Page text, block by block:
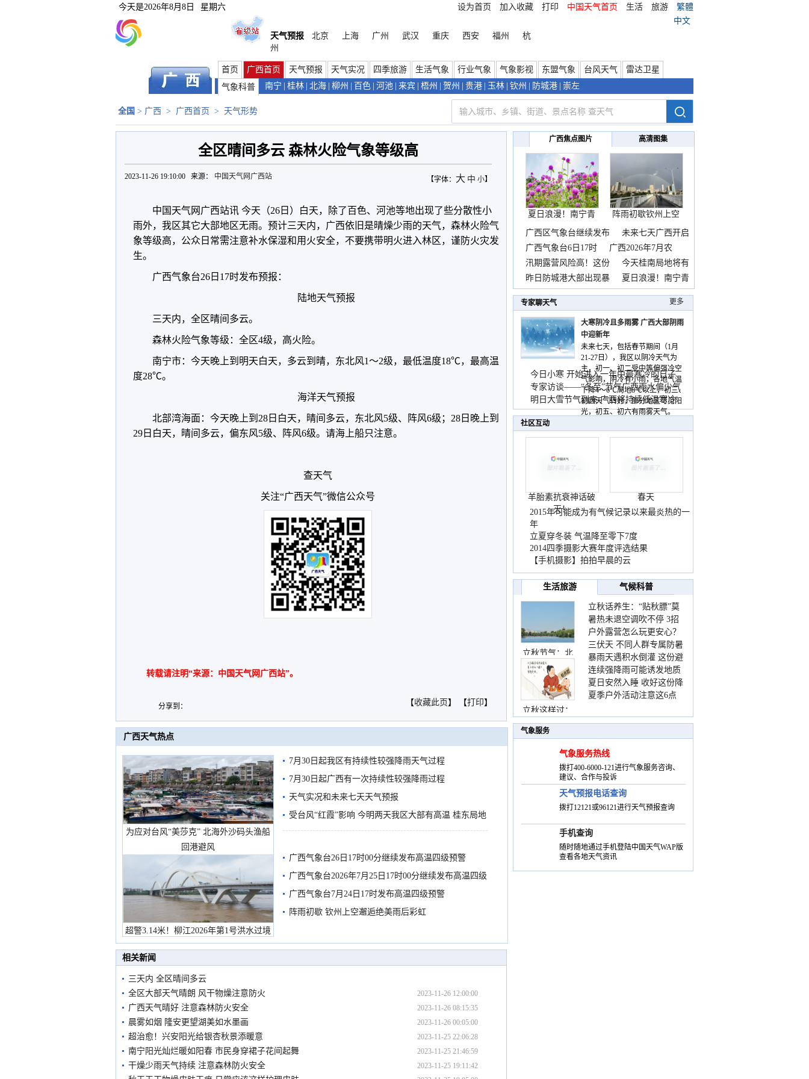
今天是2026年8月8日 星期六 设为首页 加入收藏 打印 中国天气首页 生活 旅游
繁體
中文
天气预报
北京 上海 广州 武汉 重庆 西安 福州
杭
州
首页 广西首页 天气预报 天气实况 四季旅游 生活气象 行业气象 气象影视 东盟气象 台风天气
雷达卫星
气象科普
南宁 桂林 北海 柳州 百色 河池 来宾 梧州 贺州 贵港 玉林 钦州 防城港 崇左
全国 > 广西 > 广西首页 > 天气形势
全区晴间多云 森林火险气象等级高
【字体： 大 中 小】
2023-11-26 19:10:00 来源： 中国天气网广西站
中国天气网广西站讯 今天（26日）白天，除了百色、河池等地出现了些分散性小
雨外，我区其它大部地区无雨。预计三天内，广西依旧是晴燥少雨的天气，森林火险气
象等级高，公众日常需注意补水保湿和用火安全，不要携带明火进入林区，谨防火灾发
生。
广西气象台26日17时发布预报：
陆地天气预报
三天内，全区晴间多云。
森林火险气象等级：全区4级，高火险。
南宁市：今天晚上到明天白天，多云到晴，东北风1～2级，最低温度18℃，最高温
度28℃。
海洋天气预报
北部湾海面：今天晚上到28日白天，晴间多云，东北风5级、阵风6级；28日晚上到
29日白天，晴间多云，偏东风5级、阵风6级。请海上船只注意。
查天气
关注“广西天气”微信公众号
转载请注明“来源：中国天气网广西站”。
分享到： 【收藏此页 】 【打印】
广西天气热点
为应对台风“美莎克” 北海外沙码头渔船
回港避风
超警3.14米！柳江2026年第1号洪水过境
市民在堤岸见证汛况
7月30日起我区有持续性较强降雨天气过程
7月30日起广西有一次持续性较强降雨过程
天气实况和未来七天天气预报
受台风“红霞”影响 今明两天我区大部有高温 桂东局地
有较强降雨
广西气象台26日17时00分继续发布高温四级预警
广西气象台2026年7月25日17时00分继续发布高温四级
预警
广西气象台7月24日17时发布高温四级预警
阵雨初歇 钦州上空邂逅绝美雨后彩虹
相关新闻
三天内 全区晴间多云
2023-11-26 12:00:00
全区大部天气晴朗 风干物燥注意防火
2023-11-26 08:15:35
广西天气晴好 注意森林防火安全
2023-11-26 00:05:00
晨雾如烟 隆安更望湖美如水墨画
2023-11-25 22:06:28
超治愈！兴安阳光给银杏秋景添暖意
2023-11-25 21:46:59
南宁阳光灿烂暖如阳春 市民身穿裙子花间起舞
2023-11-25 19:11:42
干燥少雨天气持续 注意森林防火安全
广西焦点图片 高清图集
夏日浪漫！南宁青
秀山
阵雨初歇钦州上空
邂逅
广西区气象台继续发布
未来七天广西开启
晴热
广西气象台6日17时
广西2026年7月农
汛期露营风险高！这份
今天桂南局地将有
暴雨
昨日防城港大部出现暴
夏日浪漫！南宁青
秀山
专家聊天气 更多
大寒阴冷且多雨雾 广西大部阴雨
中迎新年
未来七天，包括春节期间（1月
21-27日），我区以阴冷天气为
主，初一、初二受中等偏强冷空
气影响，阴冷有小雨，各地气温
下降4～6℃局地8℃以上，初三、
初四天气转好，部分地区可见阳
光，初五、初六有雨雾天气。
今日小寒 开始进入一年中最寒冷的日子
专家访谈——“冬至”节气广西雨水偏少气
温低
明日大雪节气到来 广西将持续低温寒冷
天气
社区互动
羊胎素抗衰神话破
灭！
春天
2015年可能成为有气候记录以来最炎热的一
年
立夏穿冬装 气温降至零下7度
2014四季摄影大赛年度评选结果
【手机摄影】拍拍早晨的云
生活旅游 气候科普
立秋节气：北
立秋这样过：
立秋话养生：“贴秋膘”莫
着急 先清暑再防燥
暑热未退空调吹不停 3招
护住肩颈不酸痛
户外露营怎么玩更安心？
这份攻略请收好
三伏天 不同人群专属防暑
要点请收好
暴雨天遇积水倒灌 这份避
险提示请收好
连续强降雨可能诱发地质
灾害 这些前兆要知道
夏日安然入睡 收好这份降
温小贴士
夏季户外活动注意这6点
气象服务
气象服务热线
拨打400-6000-121进行气象服务咨询、
建议、合作与投诉
天气预报电话查询
拨打12121或96121进行天气预报查询
手机查询
随时随地通过手机登陆中国天气WAP版
查看各地天气资讯